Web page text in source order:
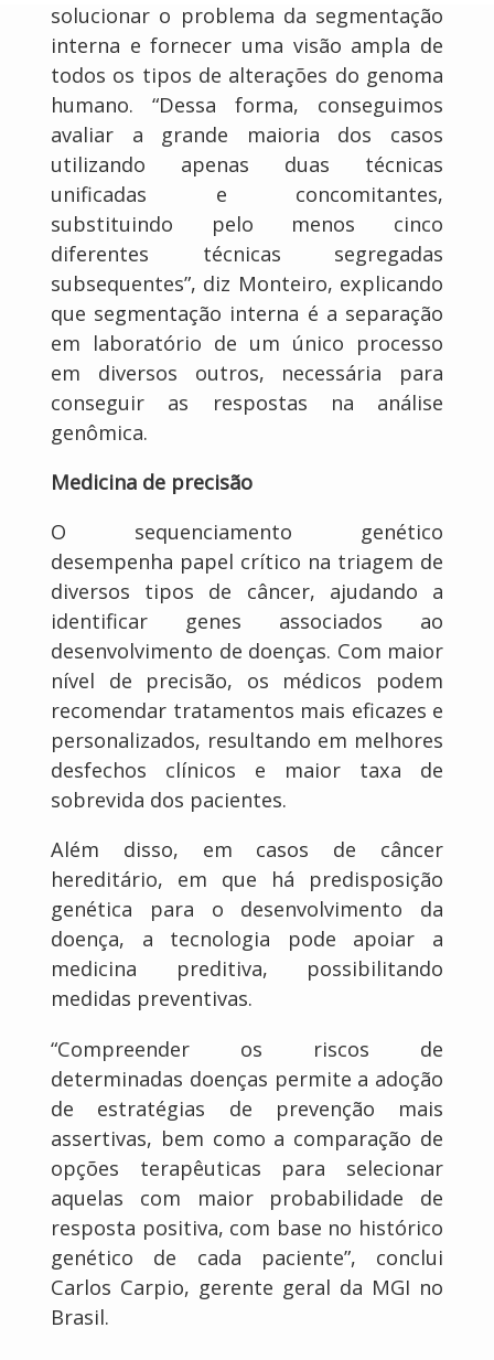
solucionar o problema da segmentação
interna e fornecer uma visão ampla de
todos os tipos de alterações do genoma
humano. “Dessa forma, conseguimos
avaliar a grande maioria dos casos
utilizando apenas duas técnicas
unificadas e concomitantes,
substituindo pelo menos cinco
diferentes técnicas segregadas
subsequentes”, diz Monteiro, explicando
que segmentação interna é a separação
em laboratório de um único processo
em diversos outros, necessária para
conseguir as respostas na análise
genômica.
Medicina de precisão
O sequenciamento genético
desempenha papel crítico na triagem de
diversos tipos de câncer, ajudando a
identificar genes associados ao
desenvolvimento de doenças. Com maior
nível de precisão, os médicos podem
recomendar tratamentos mais eficazes e
personalizados, resultando em melhores
desfechos clínicos e maior taxa de
sobrevida dos pacientes.
Além disso, em casos de câncer
hereditário, em que há predisposição
genética para o desenvolvimento da
doença, a tecnologia pode apoiar a
medicina preditiva, possibilitando
medidas preventivas.
“Compreender os riscos de
determinadas doenças permite a adoção
de estratégias de prevenção mais
assertivas, bem como a comparação de
opções terapêuticas para selecionar
aquelas com maior probabilidade de
resposta positiva, com base no histórico
genético de cada paciente”, conclui
Carlos Carpio, gerente geral da MGI no
Brasil.